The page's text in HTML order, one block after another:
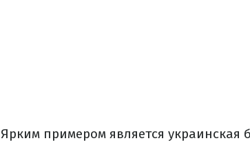
Ярким примером является украинская